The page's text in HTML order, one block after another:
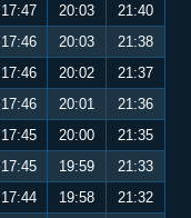
17:47 20:03
21:40
17:46 20:03
21:38
17:46 20:02
21:37
17:46 20:01
21:36
17:45 20:00
21:35
17:45 19:59
21:33
17:44 19:58
21:32